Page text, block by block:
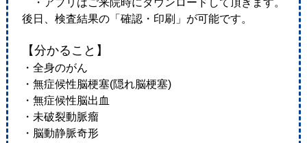
・アプリはご来院時にダウンロードして頂きます。
後日、検査結果の「確認・印刷」が可能です。
【分かること】
・全身のがん
・無症候性脳梗塞(隠れ脳梗塞)
・無症候性脳出血
・未破裂動脈瘤
・脳動静脈奇形